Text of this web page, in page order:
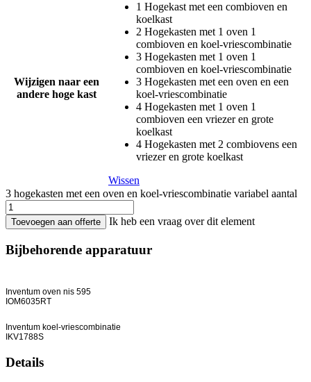
Wijzigen naar een
andere hoge kast
1 Hogekast met een combioven en
koelkast
2 Hogekasten met 1 oven 1
combioven en koel-vriescombinatie
3 Hogekasten met 1 oven 1
combioven en koel-vriescombinatie
3 Hogekasten met een oven en een
koel-vriescombinatie
4 Hogekasten met 1 oven 1
combioven een vriezer en grote
koelkast
4 Hogekasten met 2 combiovens een
vriezer en grote koelkast
Wissen
3 hogekasten met een oven en koel-vriescombinatie variabel aantal
Toevoegen aan offerte Ik heb een vraag over dit element
Bijbehorende apparatuur
Inventum oven nis 595
IOM6035RT
Inventum koel-vriescombinatie
IKV1788S
Details